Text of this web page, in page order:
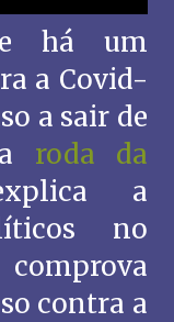
há um
a Covid-
a sair de
roda da
a
no
comprova
contra a